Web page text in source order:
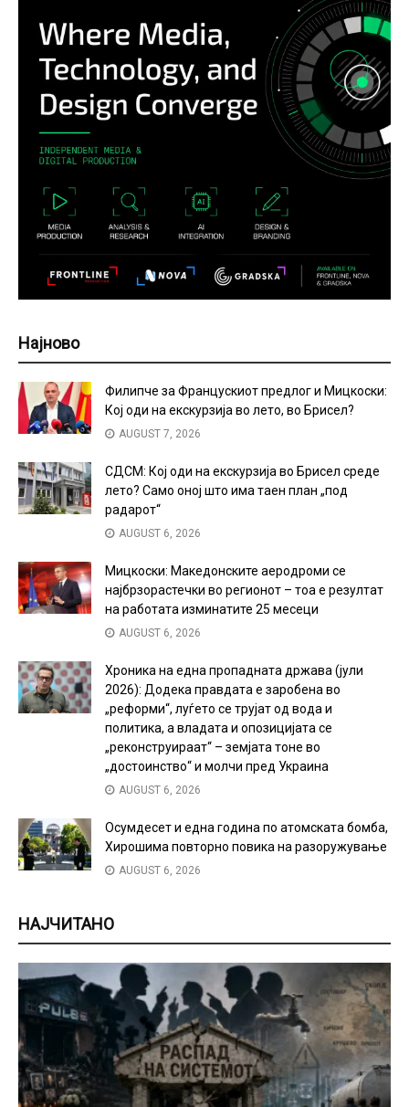
Најново
Филипче за Францускиот предлог и Мицкоски:
Кој оди на екскурзија во лето, во Брисел?
AUGUST 7, 2026
СДСМ: Кој оди на екскурзија во Брисел среде
лето? Само оној што има таен план „под
радарот“
AUGUST 6, 2026
Мицкоски: Македонските аеродроми се
најбрзорастечки во регионот – тоа е резултат
на работата изминатите 25 месеци
AUGUST 6, 2026
Хроника на една пропадната држава (јули
2026): Додека правдата е заробена во
„реформи“, луѓето се трујат од вода и
политика, а владата и опозицијата се
„реконструираат“ – земјата тоне во
„достоинство“ и молчи пред Украина
AUGUST 6, 2026
Осумдесет и една година по атомската бомба,
Хирошима повторно повика на разоружување
AUGUST 6, 2026
НАЈЧИТАНО